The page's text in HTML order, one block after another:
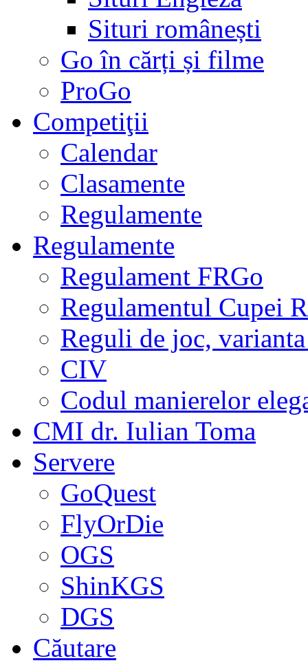
Situri românești
Go în cărți și filme
ProGo
Competiţii
Calendar
Clasamente
Regulamente
Regulamente
Regulament FRGo
Regulamentul Cupei
Reguli de joc,
CIV
Codul manierelor
CMI dr. Iulian Toma
Servere
GoQuest
FlyOrDie
OGS
ShinKGS
DGS
Căutare